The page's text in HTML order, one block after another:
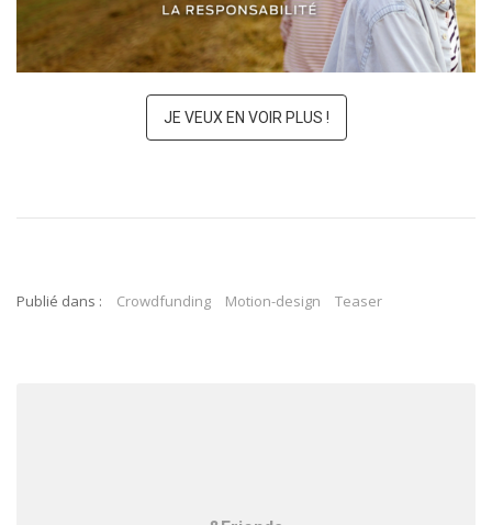
JE VEUX EN VOIR PLUS !
Publié dans : Crowdfunding Motion-design Teaser